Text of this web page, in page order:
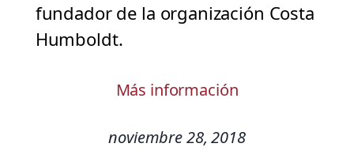
fundador de la organización Costa
Humboldt.
Más información
noviembre 28, 2018